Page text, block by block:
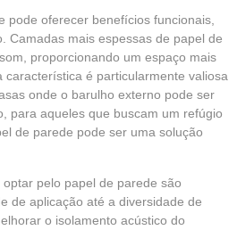
pode oferecer benefícios funcionais,
Camadas mais espessas de papel de
proporcionando um espaço mais
característica é particularmente valiosa
onde o barulho externo pode ser
para aqueles que buscam um refúgio
de parede pode ser uma solução
pelo papel de parede são
de aplicação até a diversidade de
o isolamento acústico do